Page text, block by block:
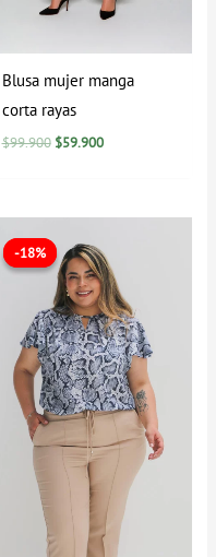
Blusa mujer manga
corta rayas
$99.900 $59.900
-18%
-18% precio
original
era:
$84.900.
actual
es:
$69.900.